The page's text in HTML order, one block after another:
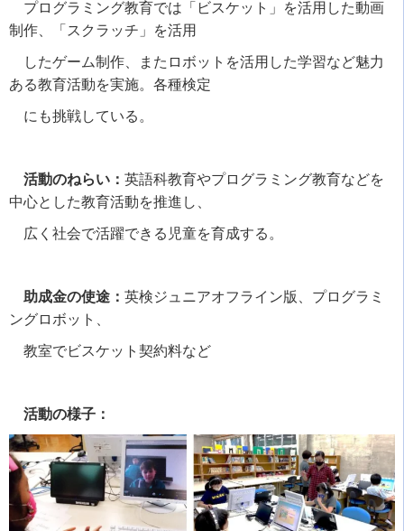
プログラミング教育では「ビスケット」を活用した動画
制作、「スクラッチ」を活用
したゲーム制作、またロボットを活用した学習など魅力
ある教育活動を実施。各種検定
にも挑戦している。
活動のねらい： 英語科教育やプログラミング教育などを
中心とした教育活動を推進し、
広く社会で活躍できる児童を育成する。
助成金の使途： 英検ジュニアオフライン版、プログラミ
ングロボット、
教室でビスケット契約料など
活動の様子：